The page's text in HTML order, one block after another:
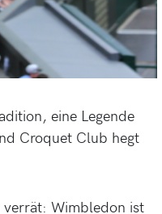
eine Legende
Croquet Club hegt
verrät: Wimbledon ist